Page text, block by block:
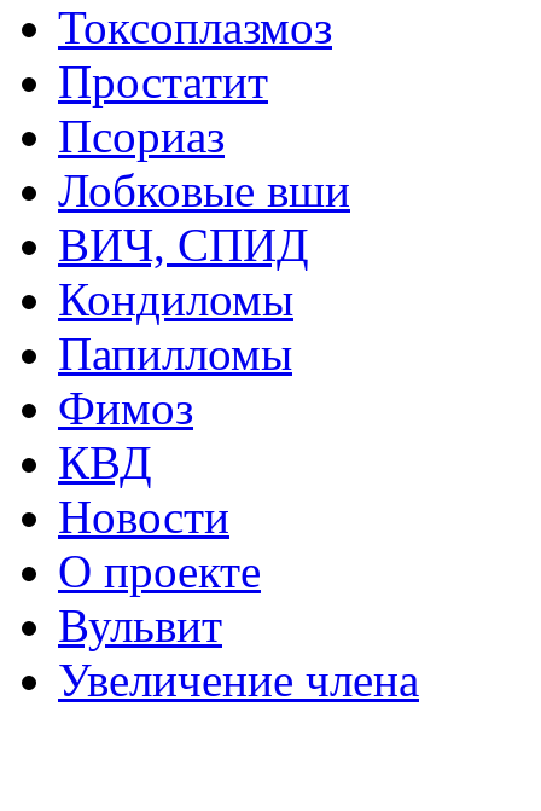
Токсоплазмоз
Простатит
Псориаз
Лобковые вши
ВИЧ, СПИД
Кондиломы
Папилломы
Фимоз
КВД
Новости
О проекте
Вульвит
Увеличение члена